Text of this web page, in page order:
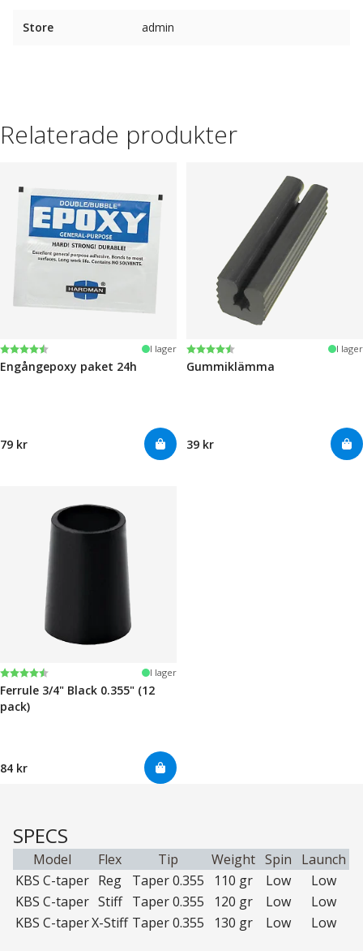
Store admin
Relaterade produkter
Betyg:
4.6 utav 5 stjärnor I lager
Engångepoxy paket 24h
79 kr
Betyg:
4.6 utav 5 stjärnor I lager
Gummiklämma
39 kr
Betyg:
4.7 utav 5 stjärnor I lager
Ferrule 3/4" Black 0.355" (12
pack)
84 kr
SPECS
Model Flex Tip Weight Spin
Launch
KBS C-taper Reg Taper 0.355 110 gr Low
Low
KBS C-taper Stiff Taper 0.355 120 gr Low
Low
KBS C-taperX-Stiff Taper 0.355 130 gr Low Low